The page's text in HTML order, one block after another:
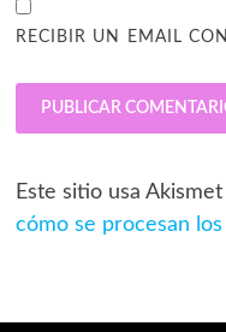
RECIBIR UN EMAIL
Este sitio usa
cómo se procesan